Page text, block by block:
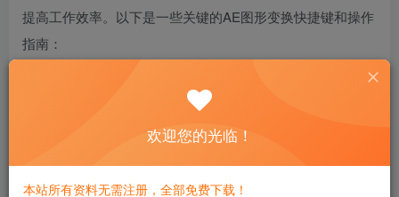
提高工作效率。以下是一些关键的AE图形变换快捷键和操作
指南：
使用 `Ctrl + 1` 到 `Ctrl + 8` 可以快速选择编号对应的图层。
欢迎您的光临！
本站所有资料无需注册，全部免费下载！